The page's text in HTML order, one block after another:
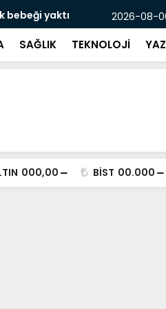
bebeği yaktı Mersin’de
2026-08-
SAĞLIK TEKNOLOJİ
000,00 BİST 00.000